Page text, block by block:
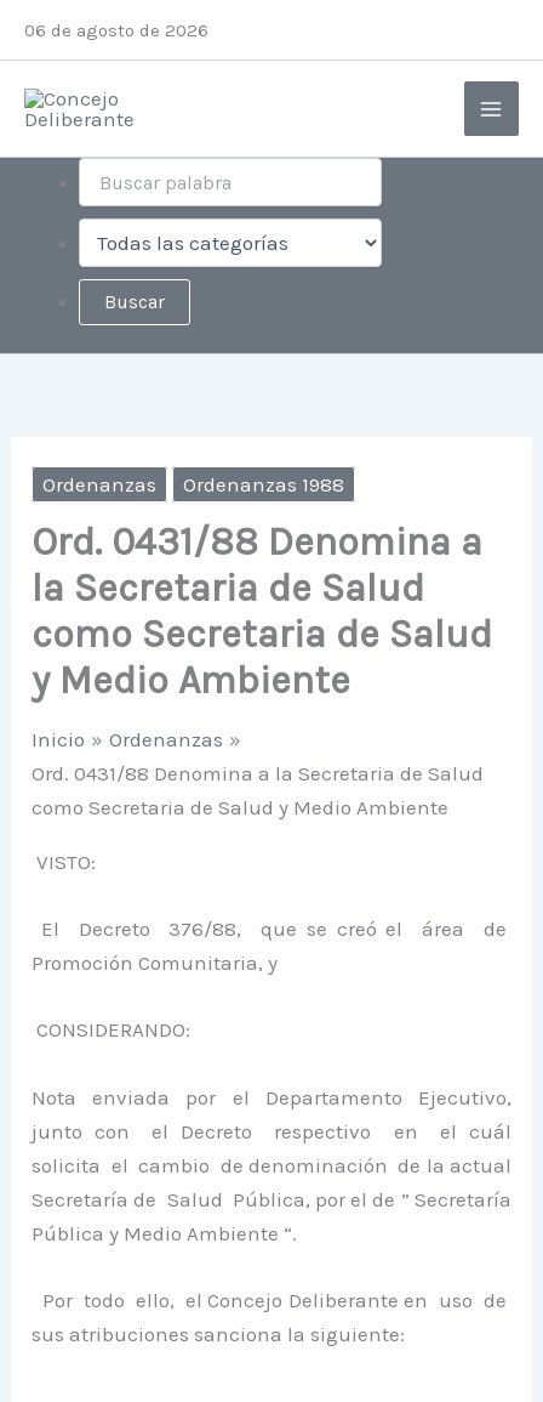
contenido
06 de agosto de 2026
Ordenanzas Ordenanzas 1988
Ord. 0431/88 Denomina a
la Secretaria de Salud
como Secretaria de Salud
y Medio Ambiente
Inicio
Ordenanzas
Ord. 0431/88 Denomina a la Secretaria de Salud
como Secretaria de Salud y Medio Ambiente
VISTO:
El Decreto 376/88, que se creó el área de
Promoción Comunitaria, y
CONSIDERANDO:
Nota enviada por el Departamento Ejecutivo,
junto con el Decreto respectivo en el cuál
solicita el cambio de denominación de la actual
Secretaría de Salud Pública, por el de ” Secretaría
Pública y Medio Ambiente “.
Por todo ello, el Concejo Deliberante en uso de
sus atribuciones sanciona la siguiente: